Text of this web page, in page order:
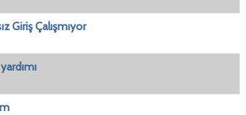
Giriş Çalışmıyor